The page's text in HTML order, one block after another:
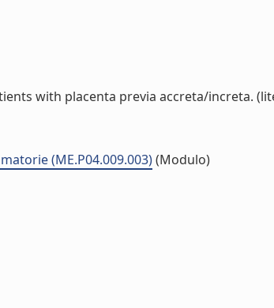
with placenta previa accreta/increta.
(ME.P04.009.003)(Modulo)